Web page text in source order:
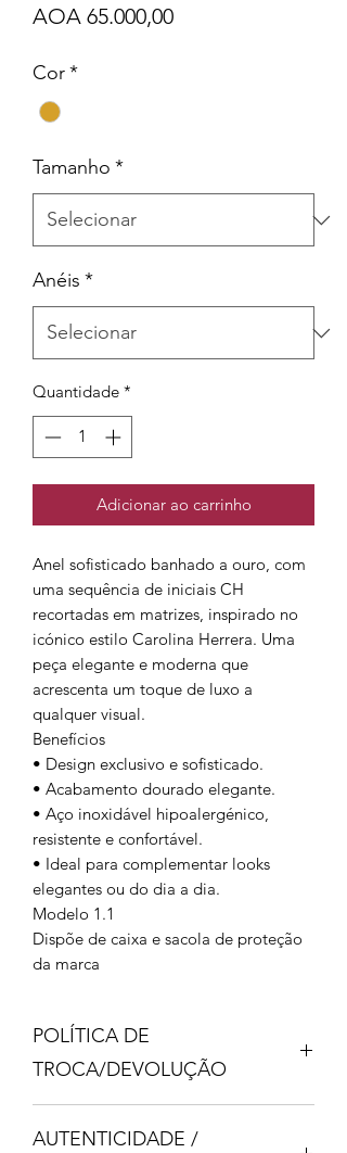
AOA 65.000,00Preço
Cor*
Tamanho *
Anéis *
Quantidade *
Adicionar ao carrinho
Anel sofisticado banhado a ouro, com
uma sequência de iniciais CH
recortadas em matrizes, inspirado no
icónico estilo Carolina Herrera. Uma
peça elegante e moderna que
acrescenta um toque de luxo a
qualquer visual.
Benefícios
• Design exclusivo e sofisticado.
• Acabamento dourado elegante.
• Aço inoxidável hipoalergénico,
resistente e confortável.
• Ideal para complementar looks
elegantes ou do dia a dia.
Modelo 1.1
Dispõe de caixa e sacola de proteção
da marca
POLÍTICA DE
TROCA/DEVOLUÇÃO
DO SEU PEDIDO, CASO PRECISE
AUTENTICIDADE /